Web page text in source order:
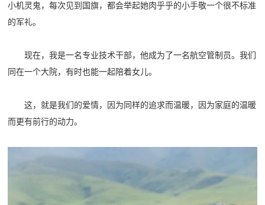
小机灵鬼，每次见到国旗，都会举起她肉乎乎的小手敬一个很不标准
的军礼。
现在，我是一名专业技术干部，他成为了一名航空管制员。我们
同在一个大院，有时也能一起陪着女儿。
这，就是我们的爱情，因为同样的追求而温暖，因为家庭的温暖
而更有前行的动力。